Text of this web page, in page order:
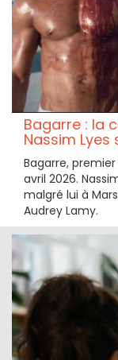
Bagarre : la
Nassim
Bagarre,
avril 2026.
malgré lui à
Audrey Lamy.